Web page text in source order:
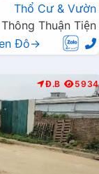
Thổ Cư & Vườn
Thuận Tiện
Đô→
Đ.B 5934